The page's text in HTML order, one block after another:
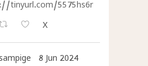
tinyurl.com/5575hs6r
X
8 Jun 2024